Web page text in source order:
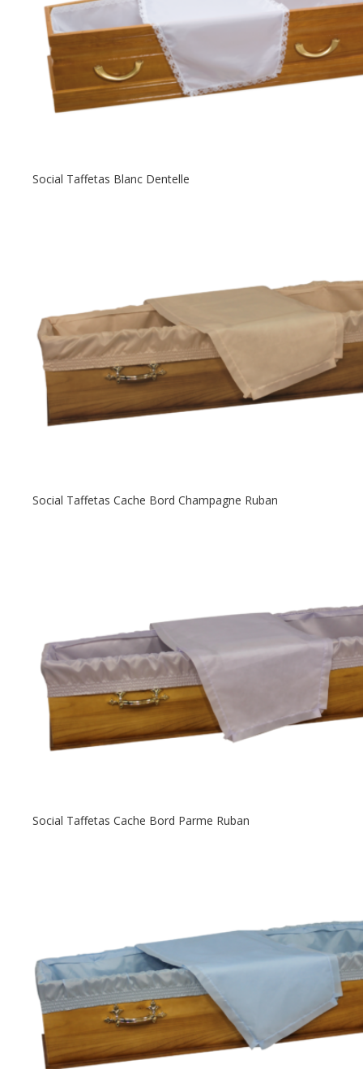
Social Taffetas Blanc Dentelle
Social Taffetas Cache Bord Champagne Ruban
Social Taffetas Cache Bord Parme Ruban